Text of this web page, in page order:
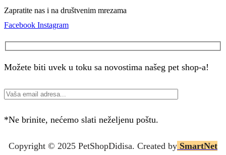
Zapratite nas i na društvenim mrezama
Facebook Instagram
Možete biti uvek u toku sa novostima našeg pet shop-a!
*Ne brinite, nećemo slati neželjenu poštu.
Copyright © 2025 PetShopDidisa. Created by SmartNet